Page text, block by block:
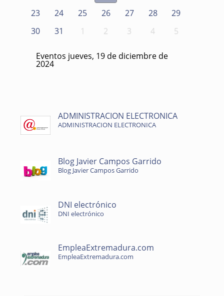
23
24 25 26 27 28
29
30
31 1 2 3 4 5
Eventos jueves, 19 de diciembre de
2024
ADMINISTRACION ELECTRONICA
ADMINISTRACION ELECTRONICA
Blog Javier Campos Garrido
Blog Javier Campos Garrido
DNI electrónico
DNI electrónico
EmpleaExtremadura.com
EmpleaExtremadura.com